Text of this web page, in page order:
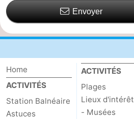
Envoyer
Home
ACTIVITÉS
Station Balnéaire
Astuces
ACTIVITÉS
Plages
Lieux d'intérêt
- Musées